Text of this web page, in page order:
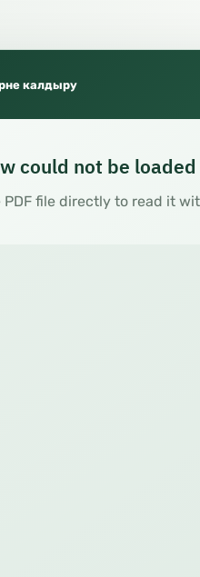
калдыру
could not be loaded
PDF file directly to read it